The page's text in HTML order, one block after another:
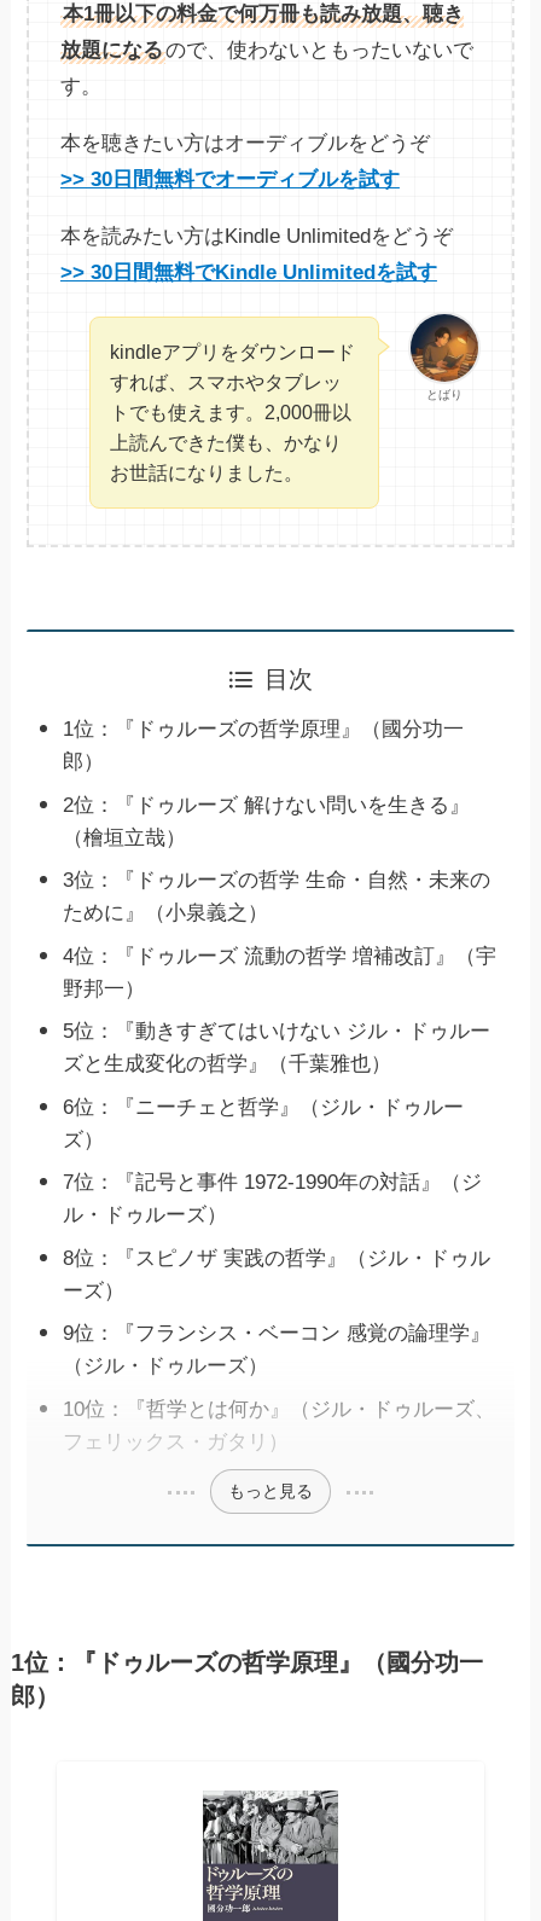
本1冊以下の料金で何万冊も読み放題、聴き
放題になるので、使わないともったいないで
す。
本を聴きたい方はオーディブルをどうぞ
>> 30日間無料でオーディブルを試す
本を読みたい方はKindle Unlimitedをどうぞ
>> 30日間無料でKindle Unlimitedを試す
とばり
kindleアプリをダウンロード
すれば、スマホやタブレッ
トでも使えます。2,000冊以
上読んできた僕も、かなり
お世話になりました。
目次
1位：『ドゥルーズの哲学原理』（國分功一
郎）
2位：『ドゥルーズ 解けない問いを生きる』
（檜垣立哉）
3位：『ドゥルーズの哲学 生命・自然・未来の
ために』（小泉義之）
4位：『ドゥルーズ 流動の哲学 増補改訂』（宇
野邦一）
5位：『動きすぎてはいけない ジル・ドゥルー
ズと生成変化の哲学』（千葉雅也）
6位：『ニーチェと哲学』（ジル・ドゥルー
ズ）
7位：『記号と事件 1972-1990年の対話』（ジ
ル・ドゥルーズ）
8位：『スピノザ 実践の哲学』（ジル・ドゥル
ーズ）
9位：『フランシス・ベーコン 感覚の論理学』
（ジル・ドゥルーズ）
10位：『哲学とは何か』（ジル・ドゥルーズ、
フェリックス・ガタリ）
もっと見る
1位：『ドゥルーズの哲学原理』（國分功一
郎）